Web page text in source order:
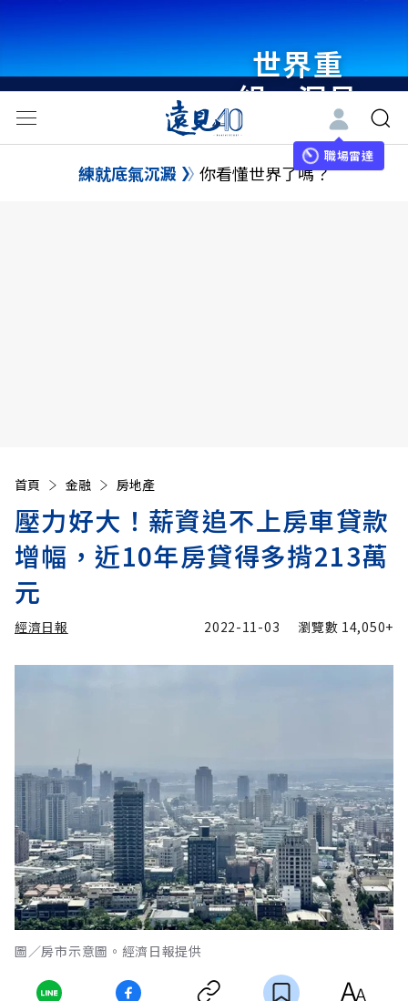
世界重
組・洞見
未來 與
世界領袖
職場雷達
練就底氣沉澱 你看懂世界了嗎？
首頁 金融 房地產
壓力好大！薪資追不上房車貸款
增幅，近10年房貸得多揹213萬
元
經濟日報 2022-11-03 瀏覽數 14,050+
圖／房市示意圖。經濟日報提供